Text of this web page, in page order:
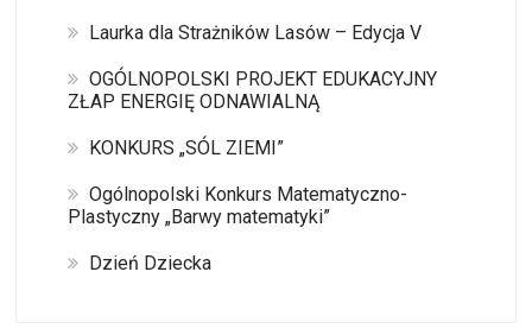
Laurka dla Strażników Lasów – Edycja V
OGÓLNOPOLSKI PROJEKT EDUKACYJNY
ZŁAP ENERGIĘ ODNAWIALNĄ
KONKURS „SÓL ZIEMI”
Ogólnopolski Konkurs Matematyczno-
Plastyczny „Barwy matematyki”
Dzień Dziecka